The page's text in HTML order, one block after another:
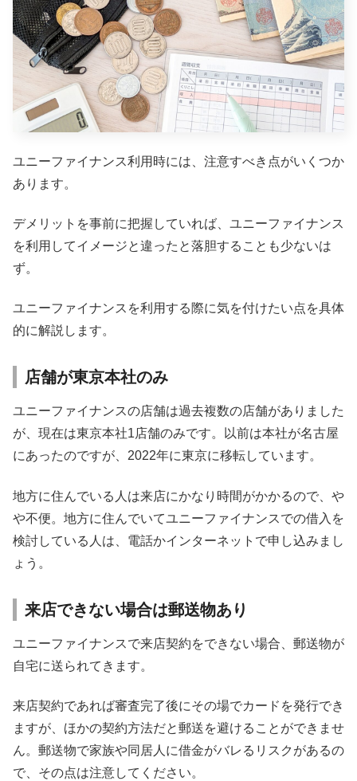
ユニーファイナンス利用時には、注意すべき点がいくつか
あります。
デメリットを事前に把握していれば、ユニーファイナンス
を利用してイメージと違ったと落胆することも少ないは
ず。
ユニーファイナンスを利用する際に気を付けたい点を具体
的に解説します。
店舗が東京本社のみ
ユニーファイナンスの店舗は過去複数の店舗がありました
が、現在は東京本社1店舗のみです。以前は本社が名古屋
にあったのですが、2022年に東京に移転しています。
地方に住んでいる人は来店にかなり時間がかかるので、や
や不便。地方に住んでいてユニーファイナンスでの借入を
検討している人は、電話かインターネットで申し込みまし
ょう。
来店できない場合は郵送物あり
ユニーファイナンスで来店契約をできない場合、郵送物が
自宅に送られてきます。
来店契約であれば審査完了後にその場でカードを発行でき
ますが、ほかの契約方法だと郵送を避けることができませ
ん。郵送物で家族や同居人に借金がバレるリスクがあるの
で、その点は注意してください。